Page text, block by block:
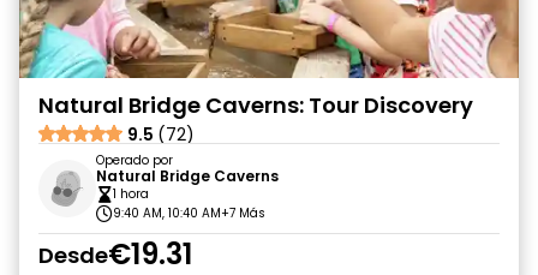
Natural Bridge Caverns: Tour Discovery
9.5 (72)
Operado por
Natural Bridge Caverns
1 hora
9:40 AM, 10:40 AM+7 Más
Desde€19.31